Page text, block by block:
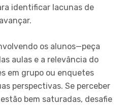
identificar lacunas de
os alunos—peça
aulas e a relevância do
em grupo ou enquetes
perspectivas. Se perceber
bem saturadas, desafie